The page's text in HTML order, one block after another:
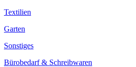
Textilien
Garten
Sonstiges
Bürobedarf & Schreibwaren